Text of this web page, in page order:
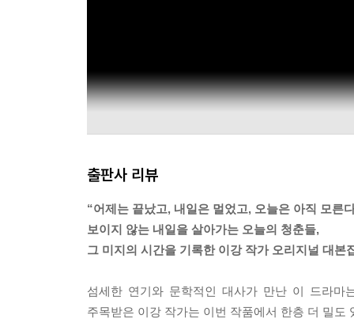
출판사 리뷰
“어제는 끝났고, 내일은 멀었고, 오늘은 아직 모른
보이지 않는 내일을 살아가는 오늘의 청춘들,
그 미지의 시간을 기록한 이강 작가 오리지널 대본
섬세한 연기와 문학적인 대사가 만난 이 드라마
주목받은 이강 작가는 이번 작품에서 한층 더 밀